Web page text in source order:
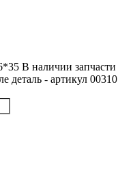
В наличии запчасти
деталь - артикул 00310